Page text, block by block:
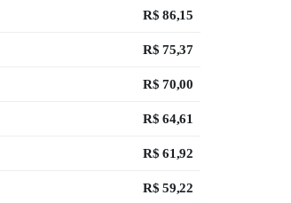
R$ 86,15
R$ 75,37
R$ 70,00
R$ 64,61
R$ 61,92
R$ 59,22